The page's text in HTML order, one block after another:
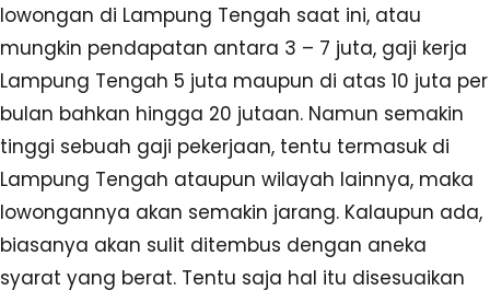
lowongan di Lampung Tengah saat ini, atau
mungkin pendapatan antara 3 – 7 juta, gaji kerja
Lampung Tengah 5 juta maupun di atas 10 juta per
bulan bahkan hingga 20 jutaan. Namun semakin
tinggi sebuah gaji pekerjaan, tentu termasuk di
Lampung Tengah ataupun wilayah lainnya, maka
lowongannya akan semakin jarang. Kalaupun ada,
biasanya akan sulit ditembus dengan aneka
syarat yang berat. Tentu saja hal itu disesuaikan